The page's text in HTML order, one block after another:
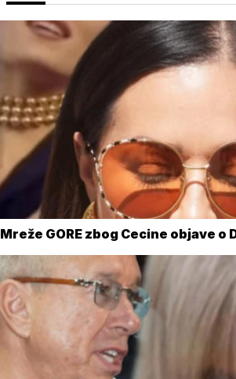
Mreže GORE zbog Cecine objave o